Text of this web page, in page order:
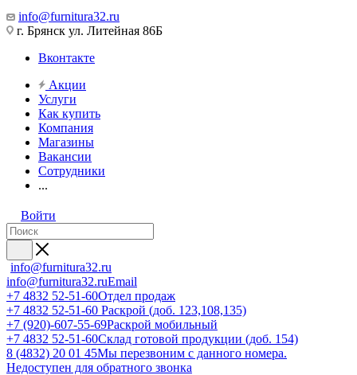
info@furnitura32.ru
г. Брянск ул. Литейная 86Б
Вконтакте
Акции
Услуги
Как купить
Компания
Магазины
Вакансии
Сотрудники
...
Войти
info@furnitura32.ru
info@furnitura32.ruEmail
+7 4832 52-51-60Отдел продаж
+7 4832 52-51-60 Раскрой (доб. 123,108,135)
+7 (920)-607-55-69Раскрой мобильный
+7 4832 52-51-60Склад готовой продукции (доб. 154)
8 (4832) 20 01 45Мы перезвоним с данного номера.
Недоступен для обратного звонка